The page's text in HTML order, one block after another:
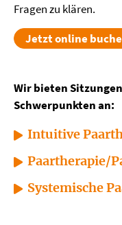
Fragen zu klären.
Jetzt online
Wir bieten
Schwerpunkten an:
Intuitive
Paartherapie/
Systemische